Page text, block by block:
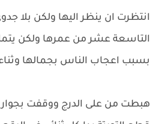
انتظرت ان ينظر اليها ولكن بلا
التاسعة عشر من عمرها ولكن
بسبب اعجاب الناس بجمالها
هبطت من على الدرج ووقفت بجوار